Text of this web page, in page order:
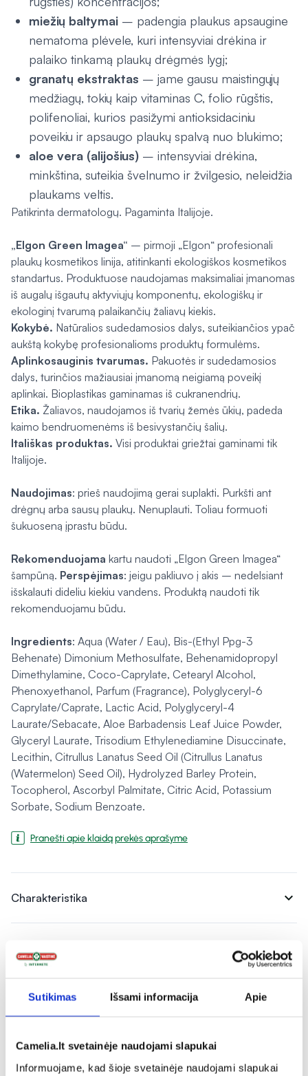
Sutikimas Išsami informacija Apie
Camelia.lt svetainėje naudojami slapukai
Informuojame, kad šioje svetainėje naudojami slapukai
miežių baltymai – padengia plaukus apsaugine
nematoma plėvele, kuri intensyviai drėkina ir
palaiko tinkamą plaukų drėgmės lygį;
granatų ekstraktas – jame gausu maistingųjų
medžiagų, tokių kaip vitaminas C, folio rūgštis,
polifenoliai, kurios pasižymi antioksidaciniu
poveikiu ir apsaugo plaukų spalvą nuo blukimo;
aloe vera (alijošius) – intensyviai drėkina,
minkština, suteikia švelnumo ir žvilgesio, neleidžia
plaukams veltis.
Patikrinta dermatologų. Pagaminta Italijoje.
„Elgon Green Imagea“ – pirmoji „Elgon“ profesionali
plaukų kosmetikos linija, atitinkanti ekologiškos kosmetikos
standartus. Produktuose naudojamas maksimaliai įmanomas
iš augalų išgautų aktyviųjų komponentų, ekologiškų ir
ekologinį tvarumą palaikančių žaliavų kiekis.
Kokybė. Natūralios sudedamosios dalys, suteikiančios ypač
aukštą kokybę profesionalioms produktų formulėms.
Aplinkosauginis tvarumas. Pakuotės ir sudedamosios
dalys, turinčios mažiausiai įmanomą neigiamą poveikį
aplinkai. Bioplastikas gaminamas iš cukranendrių.
Etika. Žaliavos, naudojamos iš tvarių žemės ūkių, padeda
kaimo bendruomenėms iš besivystančių šalių.
Itališkas produktas. Visi produktai griežtai gaminami tik
Italijoje.
Naudojimas: prieš naudojimą gerai suplakti. Purkšti ant
drėgnų arba sausų plaukų. Nenuplauti. Toliau formuoti
šukuoseną įprastu būdu.
Rekomenduojama kartu naudoti „Elgon Green Imagea“
šampūną. Perspėjimas: jeigu pakliuvo į akis – nedelsiant
išskalauti dideliu kiekiu vandens. Produktą naudoti tik
rekomenduojamu būdu.
Ingredients: Aqua (Water / Eau), Bis-(Ethyl Ppg-3
Behenate) Dimonium Methosulfate, Behenamidopropyl
Dimethylamine, Coco-Caprylate, Cetearyl Alcohol,
Phenoxyethanol, Parfum (Fragrance), Polyglyceryl-6
Caprylate/Caprate, Lactic Acid, Polyglyceryl-4
Laurate/Sebacate, Aloe Barbadensis Leaf Juice Powder,
Glyceryl Laurate, Trisodium Ethylenediamine Disuccinate,
Lecithin, Citrullus Lanatus Seed Oil (Citrullus Lanatus
(Watermelon) Seed Oil), Hydrolyzed Barley Protein,
Tocopherol, Ascorbyl Palmitate, Citric Acid, Potassium
Sorbate, Sodium Benzoate.
Pranešti apie klaidą prekės aprašyme
Charakteristika expand_more
Sudedamosios dalys expand_more
Vartojimas
Atsiliepimai